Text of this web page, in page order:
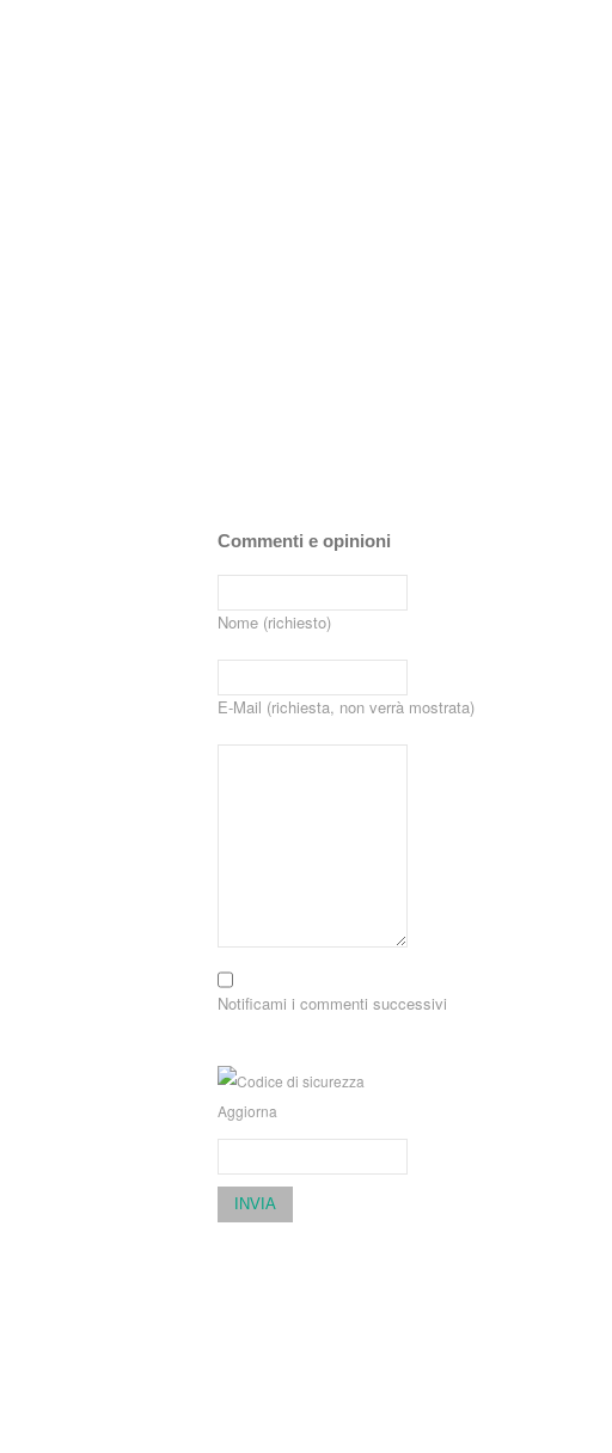
Commenti e opinioni
Nome (richiesto)
E-Mail (richiesta, non verrà mostrata)
Notificami i commenti successivi
Aggiorna
INVIA